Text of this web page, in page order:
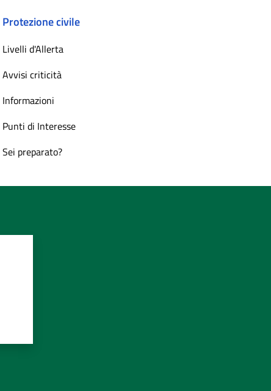
Protezione civile
Livelli d'Allerta
Avvisi criticità
Informazioni
Punti di Interesse
Sei preparato?